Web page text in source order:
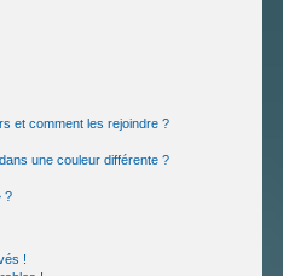
et comment les rejoindre ?
une couleur différente ?
?
!